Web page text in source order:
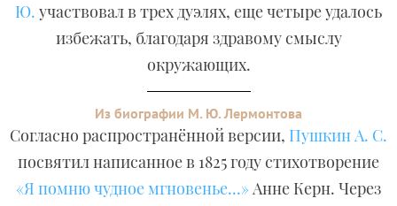
Ю. участвовал в трех дуэлях, еще четыре удалось
избежать, благодаря здравому смыслу
окружающих.
Из биографии М. Ю. Лермонтова
Согласно распространённой версии, Пушкин А. С.
посвятил написанное в 1825 году стихотворение
«Я помню чудное мгновенье...»Анне Керн. Через